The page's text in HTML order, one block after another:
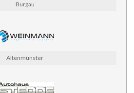
Burgau
Altenmünster